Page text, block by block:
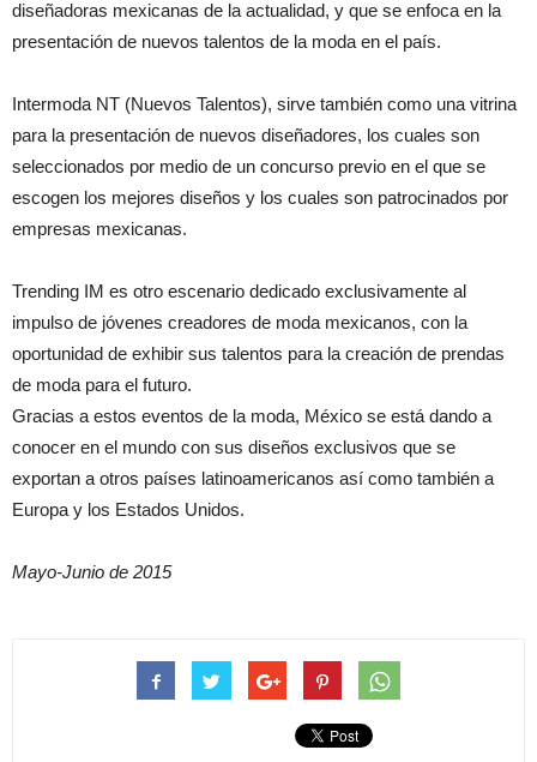
diseñadoras mexicanas de la actualidad, y que se enfoca en la
presentación de nuevos talentos de la moda en el país.
Intermoda NT (Nuevos Talentos), sirve también como una vitrina
para la presentación de nuevos diseñadores, los cuales son
seleccionados por medio de un concurso previo en el que se
escogen los mejores diseños y los cuales son patrocinados por
empresas mexicanas.
Trending IM es otro escenario dedicado exclusivamente al
impulso de jóvenes creadores de moda mexicanos, con la
oportunidad de exhibir sus talentos para la creación de prendas
de moda para el futuro.
Gracias a estos eventos de la moda, México se está dando a
conocer en el mundo con sus diseños exclusivos que se
exportan a otros países latinoamericanos así como también a
Europa y los Estados Unidos.
Mayo-Junio de 2015